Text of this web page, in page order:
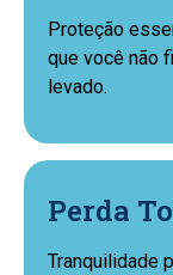
Proteção
que você não
levado.
Perda
Tranquilidade